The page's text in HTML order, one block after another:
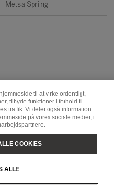
Metsä Spring
til at virke ordentligt,
tilbyde funktioner i forhold til
traffik. Vi deler også information
på vores sociale medier, i
ALLE
COOKIES